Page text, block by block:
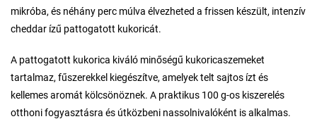
mikróba, és néhány perc múlva élvezheted a frissen készült, intenzív
cheddar ízű pattogatott kukoricát.
A pattogatott kukorica kiváló minőségű kukoricaszemeket
tartalmaz, fűszerekkel kiegészítve, amelyek telt sajtos ízt és
kellemes aromát kölcsönöznek. A praktikus 100 g-os kiszerelés
otthoni fogyasztásra és útközbeni nassolnivalóként is alkalmas.